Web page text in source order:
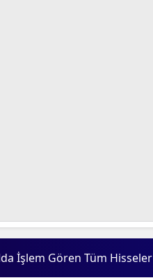
İşlem Gören Tüm Hisseler